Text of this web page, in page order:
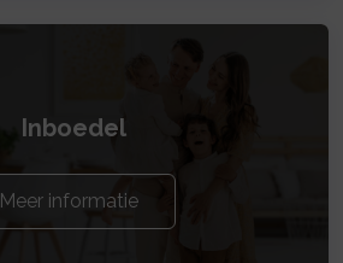
Inboedel
Meer informatie